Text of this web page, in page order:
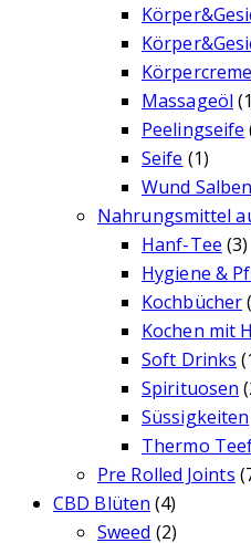
Körpercreme
Massageöl
Peelingseife
Seife (1)
Wund Salben
Nahrungsmittel
Hanf-Tee (3)
Hygiene &
Kochbücher
Kochen mit
Soft Drinks
Spirituosen
Süssigkeiten
Thermo
Pre Rolled Joints
CBD Blüten (4)
Sweed (2)